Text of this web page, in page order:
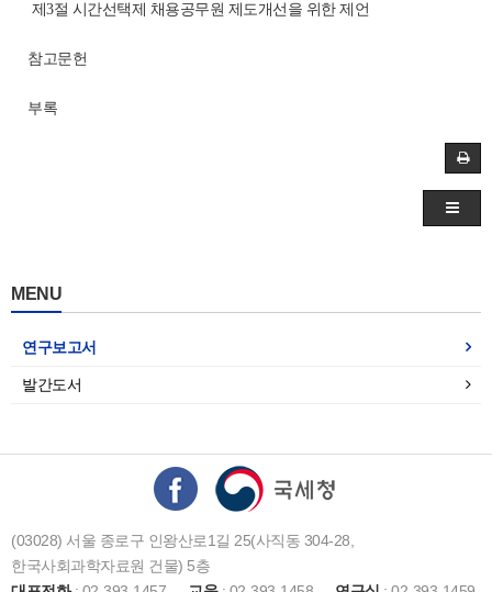
제3절 시간선택제 채용공무원 제도개선을 위한 제언
참고문헌
부록
MENU
연구보고서
발간도서
(03028) 서울 종로구 인왕산로1길 25(사직동 304-28,
한국사회과학자료원 건물) 5층